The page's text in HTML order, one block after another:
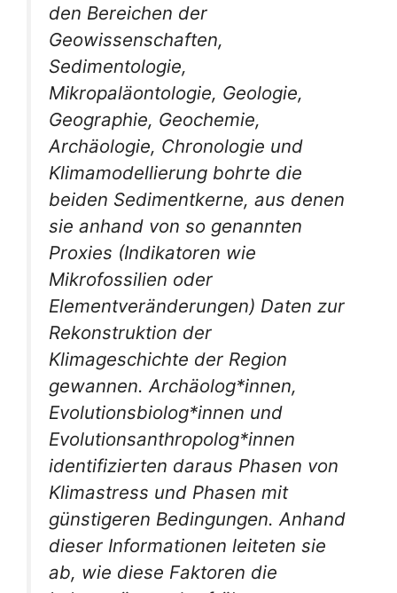
den Bereichen der
Geowissenschaften,
Sedimentologie,
Mikropaläontologie, Geologie,
Geographie, Geochemie,
Archäologie, Chronologie und
Klimamodellierung bohrte die
beiden Sedimentkerne, aus denen
sie anhand von so genannten
Proxies (Indikatoren wie
Mikrofossilien oder
Elementveränderungen) Daten zur
Rekonstruktion der
Klimageschichte der Region
gewannen. Archäolog*innen,
Evolutionsbiolog*innen und
Evolutionsanthropolog*innen
identifizierten daraus Phasen von
Klimastress und Phasen mit
günstigeren Bedingungen. Anhand
dieser Informationen leiteten sie
ab, wie diese Faktoren die